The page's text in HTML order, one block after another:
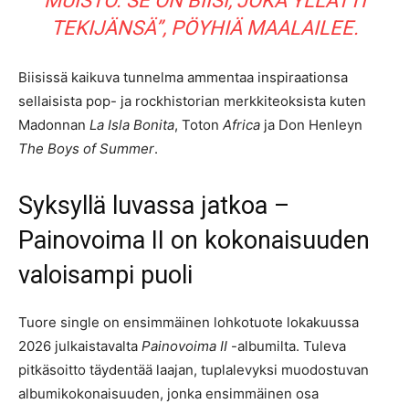
TEKIJÄNSÄ”, PÖYHIÄ MAALAILEE.
Biisissä kaikuva tunnelma ammentaa inspiraationsa
sellaisista pop- ja rockhistorian merkkiteoksista kuten
Madonnan La Isla Bonita, Toton Africa ja Don Henleyn
The Boys of Summer.
Syksyllä luvassa jatkoa –
Painovoima II on kokonaisuuden
valoisampi puoli
Tuore single on ensimmäinen lohkotuote lokakuussa
2026 julkaistavalta Painovoima II -albumilta. Tuleva
pitkäsoitto täydentää laajan, tuplalevyksi muodostuvan
albumikokonaisuuden, jonka ensimmäinen osa